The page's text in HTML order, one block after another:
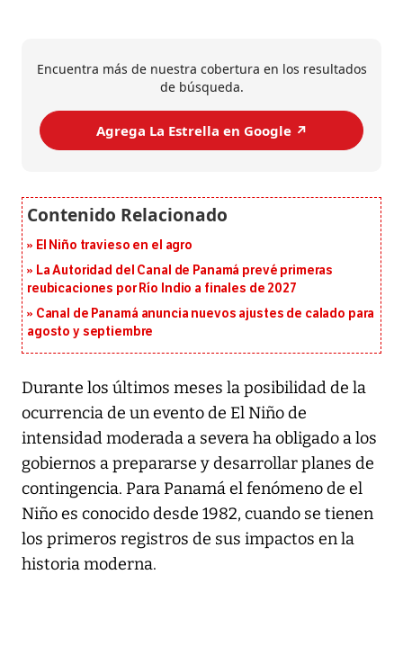
Encuentra más de nuestra cobertura en los resultados
de búsqueda.
Agrega La Estrella en Google ↗️
El Niño travieso en el agro
La Autoridad del Canal de Panamá prevé primeras
reubicaciones por Río Indio a finales de 2027
Canal de Panamá anuncia nuevos ajustes de calado para
agosto y septiembre
Durante los últimos meses la posibilidad de la
ocurrencia de un evento de El Niño de
intensidad moderada a severa ha obligado a los
gobiernos a prepararse y desarrollar planes de
contingencia. Para Panamá el fenómeno de el
Niño es conocido desde 1982, cuando se tienen
los primeros registros de sus impactos en la
historia moderna.